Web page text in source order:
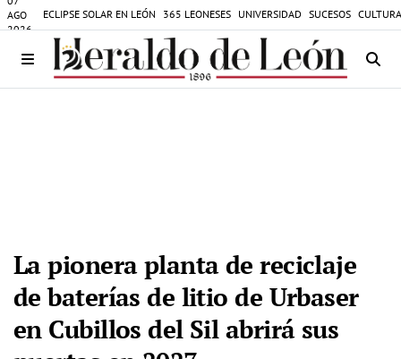
AGO
2026
ECLIPSE SOLAR EN LEÓN 365 LEONESES UNIVERSIDAD SUCESOS
La pionera planta de reciclaje
de baterías de litio de Urbaser
en Cubillos del Sil abrirá sus